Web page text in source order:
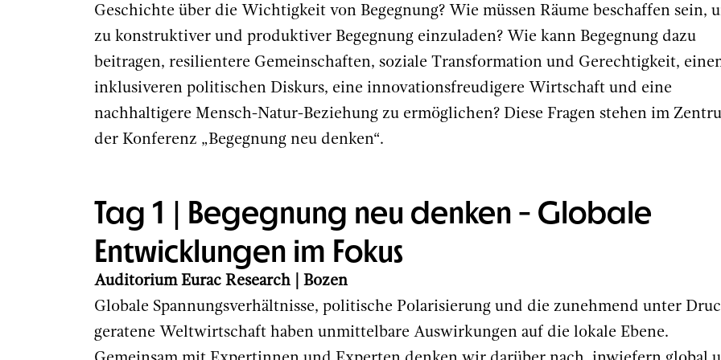
Geschichte über die Wichtigkeit von Begegnung? Wie müssen Räume beschaffen sein,
zu konstruktiver und produktiver Begegnung einzuladen? Wie kann Begegnung dazu
beitragen, resilientere Gemeinschaften, soziale Transformation und Gerechtigkeit,
inklusiveren politischen Diskurs, eine innovationsfreudigere Wirtschaft und eine
nachhaltigere Mensch-Natur-Beziehung zu ermöglichen? Diese Fragen stehen im
der Konferenz „Begegnung neu denken“.
Tag 1 | Begegnung neu denken - Globale
Entwicklungen im Fokus
Auditorium Eurac Research | Bozen
Globale Spannungsverhältnisse, politische Polarisierung und die zunehmend unter
geratene Weltwirtschaft haben unmittelbare Auswirkungen auf die lokale Ebene.